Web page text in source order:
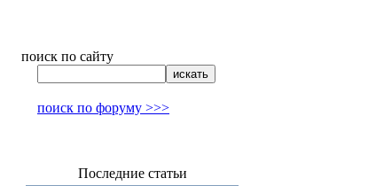
поиск по сайту
поиск по форуму >>>
Последние статьи